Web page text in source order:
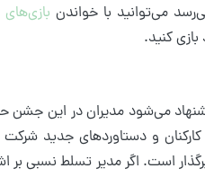
می‌توانید با خواندن
کنید.
می‌شود مدیران در این جشن
و دستاوردهای جدید
است. اگر مدیر تسلط نسبی بر